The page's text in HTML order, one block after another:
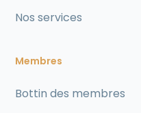
Nos services
Membres
Bottin des membres